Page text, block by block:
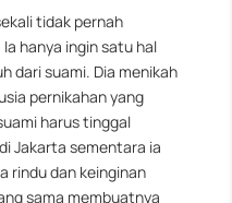
tidak pernah
hanya ingin satu hal
dari suami. Dia menikah
pernikahan yang
harus tinggal
Jakarta sementara ia
rindu dan keinginan
sama membuatnya